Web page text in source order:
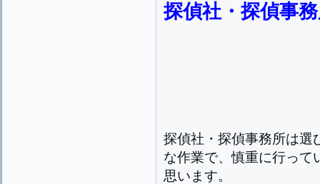
探偵社・探偵事
探偵社・探偵事務所は選
な作業で、慎重に行って
思います。